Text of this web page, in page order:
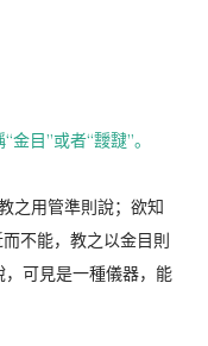
目”或者“靉靆”。
之用管準則說；欲知
不能，教之以金目則
，可見是一種儀器，能